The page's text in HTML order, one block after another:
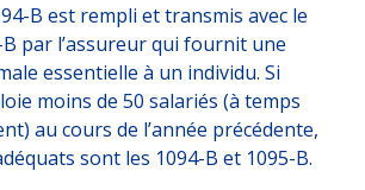
B est rempli et transmis avec le
par l’assureur qui fournit une
essentielle à un individu. Si
moins de 50 salariés (à temps
au cours de l’année précédente,
sont les 1094-B et 1095-B.